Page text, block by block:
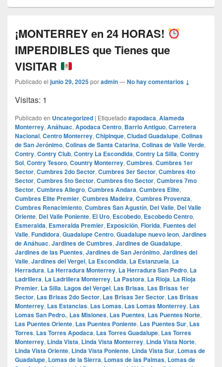
¡MONTERREY en 24 HORAS!
IMPERDIBLES que Tienes que
VISITAR
Publicado el junio 29, 2025poradmin—No hay comentarios ↓
Visitas: 1
Publicado en Uncategorized | Etiquetado #apodaca, Alameda
Monterrey, Anáhuac, Apodaca Centro, Barrio Antiguo, Carretera
Nacional, Centro Monterrey, Chipinque, Ciudad Guadalupe, Colinas
de San Jerónimo, Colinas de Santa Catarina, Colinas de Valle Verde,
Contry, Contry Club, Contry La Escondida, Contry La Silla, Contry
Sol, Contry Tesoro, Country Monterrey, Cumbres, Cumbres 1er
Sector, Cumbres 2do Sector, Cumbres 3er Sector, Cumbres 4to
Sector, Cumbres 5to Sector, Cumbres 6to Sector, Cumbres 7mo
Sector, Cumbres Allegro, Cumbres Andara, Cumbres Elite,
Cumbres Elite Premier, Cumbres Madeira, Cumbres Provenza,
Cumbres Renacimiento, Cumbres San Agustín, Del Valle, Del Valle
Oriente, Del Valle Poniente, El Uro, Escobedo, Escobedo Centro,
Esmeralda, Esmeralda Premier, Exposición, Florida, Fuentes del
Valle, Fundidora, Guadalupe Centro, Guadalupe nuevo leon, Jardines
de Anáhuac, Jardines de Cumbres, Jardines de Guadalupe,
Jardines de las Puentes, Jardines de San Jerónimo, Jardines del
Valle, Jardines del Vergel, La Escondida, La Estanzuela, La
Herradura, La Herradura Monterrey, La Herradura San Pedro, La
Ladrillera, La Ladrillera Monterrey, La Pastora, La Rioja, La Rioja
Premier, La Silla, Lagos del Vergel, Las Brisas, Las Brisas 1er
Sector, Las Brisas 2do Sector, Las Brisas 3er Sector, Las Brisas
Monterrey, Las Estancias, Las Lomas, Las Lomas Monterrey, Las
Lomas San Pedro., Las Misiones, Las Puentes, Las Puentes Norte,
Las Puentes Oriente, Las Puentes Poniente, Las Puentes Sur, Las
Torres, Las Torres Apodaca, Las Torres Guadalupe, Las Torres
Monterrey, Linda Vista, Linda Vista Monterrey, Linda Vista Norte,
Linda Vista Oriente, Linda Vista Poniente, Linda Vista Sur, Lomas de
Guadalupe, Lomas de la Sierra, Lomas de las Palmas, Lomas de